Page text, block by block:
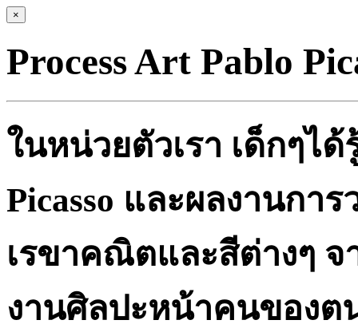
×
Process Art Pablo
ในหน่วยตัวเรา เด็กๆไ
Picasso และผลงานกา
เรขาคณิตและสีต่างๆ จ
งานศิลปะหน้าคนของต